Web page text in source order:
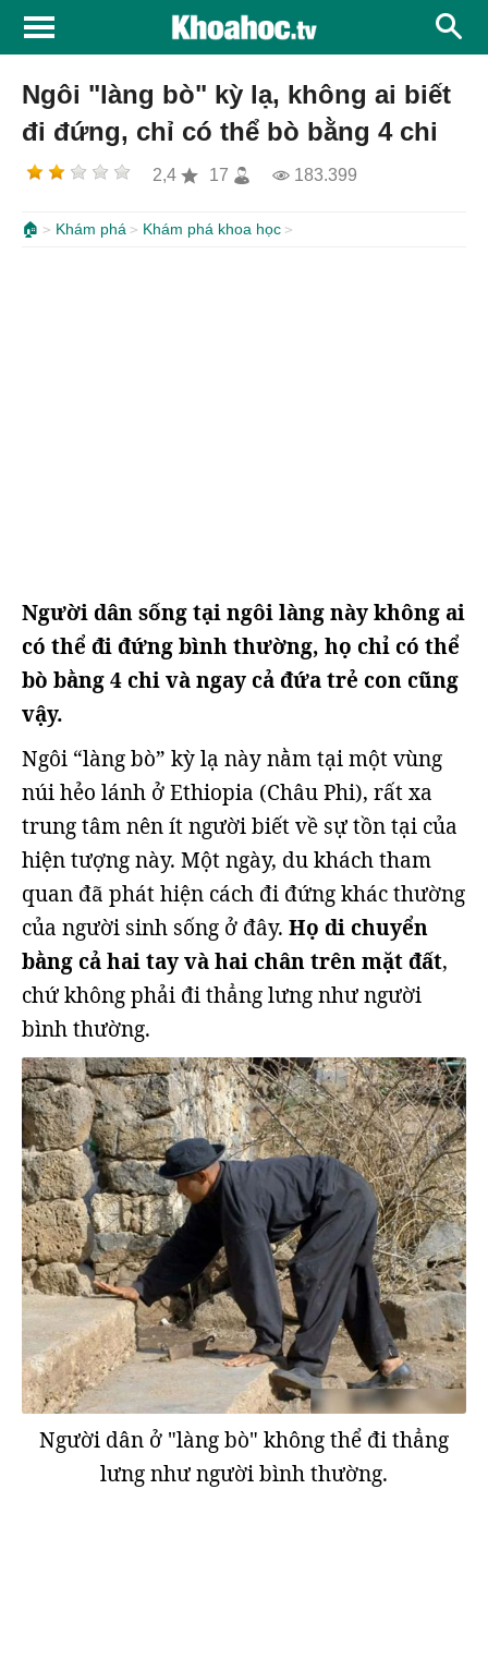
Ngôi "làng bò" kỳ lạ, không ai biết
đi đứng, chỉ có thể bò bằng 4 chi
2,4 17 183.399
🏠 Khám phá Khám phá khoa học
Người dân sống tại ngôi làng này không ai
có thể đi đứng bình thường, họ chỉ có thể
bò bằng 4 chi và ngay cả đứa trẻ con cũng
vậy.
Ngôi “làng bò” kỳ lạ này nằm tại một vùng
núi hẻo lánh ở Ethiopia (Châu Phi), rất xa
trung tâm nên ít người biết về sự tồn tại của
hiện tượng này. Một ngày, du khách tham
quan đã phát hiện cách đi đứng khác thường
của người sinh sống ở đây. Họ di chuyển
bằng cả hai tay và hai chân trên mặt đất,
chứ không phải đi thẳng lưng như người
bình thường.
Người dân ở "làng bò" không thể đi thẳng
lưng như người bình thường.